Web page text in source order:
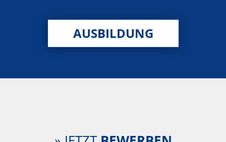
AUSBILDUNG